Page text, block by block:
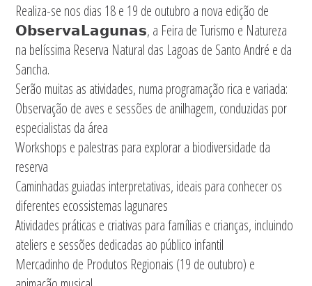
Realiza-se nos dias 18 e 19 de outubro a nova edição de
𝗢𝗯𝘀𝗲𝗿𝘃𝗮𝗟𝗮𝗴𝘂𝗻𝗮𝘀, a Feira de Turismo e Natureza
na belíssima Reserva Natural das Lagoas de Santo André e da
Sancha.
Serão muitas as atividades, numa programação rica e variada:
Observação de aves e sessões de anilhagem, conduzidas por
especialistas da área
Workshops e palestras para explorar a biodiversidade da
reserva
Caminhadas guiadas interpretativas, ideais para conhecer os
diferentes ecossistemas lagunares
Atividades práticas e criativas para famílias e crianças, incluindo
ateliers e sessões dedicadas ao público infantil
Mercadinho de Produtos Regionais (19 de outubro) e